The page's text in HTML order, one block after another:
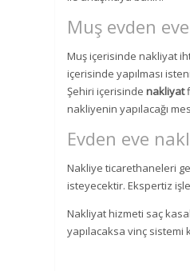
Muş evden
Muş içerisinde nakliyat
içerisinde yapılması
Şehiri içerisinde nakliyat
nakliyenin yapılacağı
Evden eve
Nakliye ticarethaneleri
isteyecektir. Ekspertiz
Nakliyat hizmeti saç
yapılacaksa vinç sistemi